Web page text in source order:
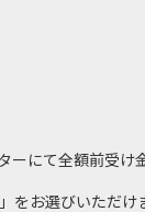
にて全額前受け
お選びいただけ